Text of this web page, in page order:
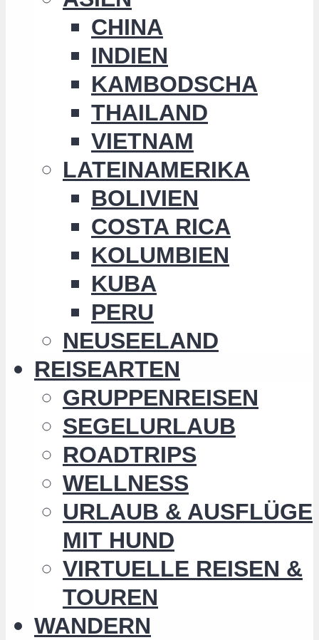
CHINA
INDIEN
KAMBODSCHA
THAILAND
VIETNAM
LATEINAMERIKA
BOLIVIEN
COSTA RICA
KOLUMBIEN
KUBA
PERU
NEUSEELAND
REISEARTEN
GRUPPENREISEN
SEGELURLAUB
ROADTRIPS
WELLNESS
URLAUB & AUSFLÜGE
MIT HUND
VIRTUELLE REISEN &
TOUREN
WANDERN